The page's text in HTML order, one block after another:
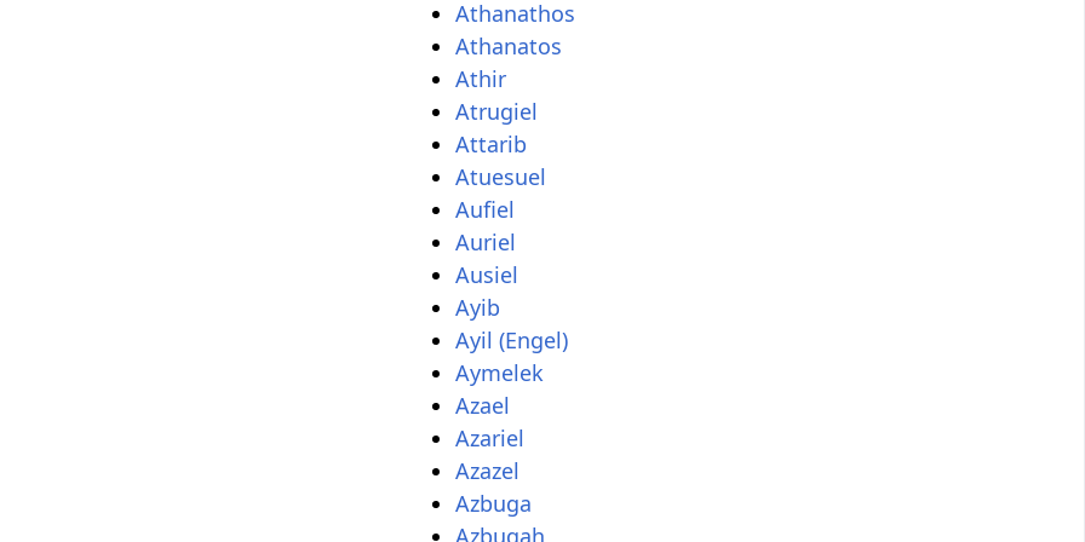
Athanathos
Athanatos
Athir
Atrugiel
Attarib
Atuesuel
Aufiel
Auriel
Ausiel
Ayib
Ayil (Engel)
Aymelek
Azael
Azariel
Azazel
Azbuga
Azbugah